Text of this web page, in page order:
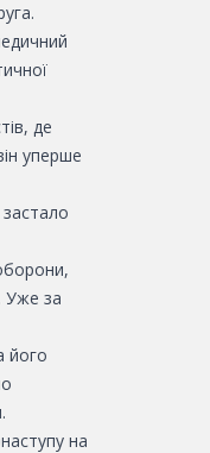
де
уперше
Уже за
його
на